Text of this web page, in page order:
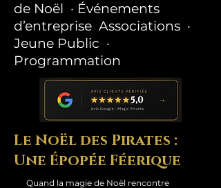
de Noël · Événements
d’entreprise Associations ·
Jeune Public ·
Programmation
Le Noël des Pirates :
Une Épopée Féerique
Quand la magie de Noël rencontre